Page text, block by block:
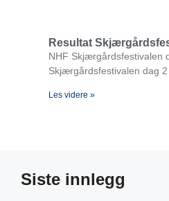
Resultat
NHF Skjærgårdsfestivalen
Skjærgårdsfestivalen dag 2
Les videre »
Siste innlegg